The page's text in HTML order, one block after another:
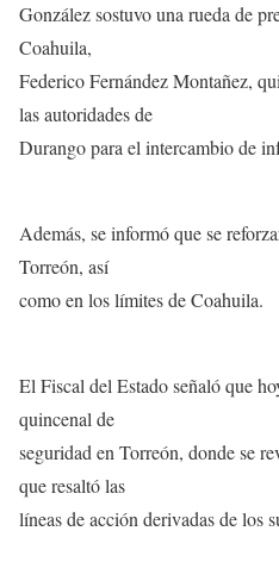
González sostuvo una rueda de
Coahuila,
Federico Fernández Montañez,
las autoridades de
Durango para el intercambio de
Además, se informó que se
Torreón, así
como en los límites de Coahuila.
El Fiscal del Estado señaló que
quincenal de
seguridad en Torreón, donde se
que resaltó las
líneas de acción derivadas de los